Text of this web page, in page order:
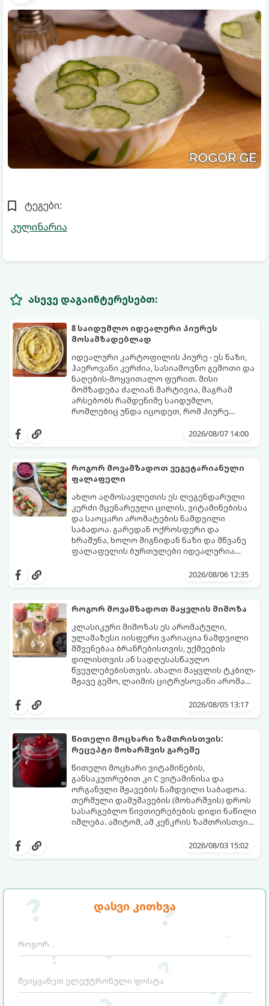
დასვი კითხვა
ტეგები:
კულინარია
ასევე დაგაინტერესებთ:
8 საიდუმლო იდეალური პიურეს
მოსამზადებლად
იდეალური კარტოფილის პიურე - ეს ნაზი,
ჰაეროვანი კერძია, სასიამოვნო გემოთი და
ნაღების-მოყვითალო ფერით. მისი
მომზადება ძალიან მარტივია, მაგრამ
არსებობს რამდენიმე საიდუმლო,
რომლებიც უნდა იცოდეთ, რომ პიურე
2026/08/07 14:00
როგორ მოვამზადოთ ვეგეტარიანული
ფალაფელი
ახლო აღმოსავლეთის ეს ლეგენდარული
კერძი მცენარეული ცილის, ვიტამინებისა
და საოცარი არომატების ნამდვილი
საბადოა. გარედან ოქროსფერი და
ხრაშუნა, ხოლო შიგნიდან ნაზი და მწვანე
ფალაფელის ბურთულები იდეალურია
სალათებთან ერთად ან ტახინის (სესამის)
მდგომარეობს, რომ გამოიყენება
შეწვისას ფორმა იდეალურად შეინარჩუნოს
და არ დაიშალოს.
მომზადების დრო: 20 წუთი (დამატებით
მუხუდოს ჩალბობის დრო: 12-24 საათი)
შეწვის დრო: 10–15 წუთი ულუფა: 20–24 ცალი
ბურთულა (4–6 პორცია)
2026/08/06 12:35
როგორ მოვამზადოთ მაყვლის მიმოზა
კლასიკური მიმოზას ეს არომატული,
ულამაზესი იისფერი ვარიაცია ნამდვილი
მშვენებაა ბრანჩებისთვის, უქმეების
დილისთვის ან სადღესასწაულო
წვეულებებისთვის. ახალი მაყვლის ტკბილ-
მჟავე გემო, ლაიმის ციტრუსოვანი არომატი
საოცრად დახვეწილ და მაგრილებელ
და მის მომზადებას მინიმალური
პორცია
2026/08/05 13:17
წითელი მოცხარი ზამთრისთვის:
რეცეპტი მოხარშვის გარეშე
წითელი მოცხარი ვიტამინების,
განსაკუთრებით კი C ვიტამინისა და
ორგანული მჟავების ნამდვილი საბადოა.
თერმული დამუშავების (მოხარშვის) დროს
სასარგებლო ნივთიერებების დიდი ნაწილი
იშლება. ამიტომ, ამ კენკრის ზამთრისთვის
მომზადებაა - მოხარშვის გარეშე.
ბუნებრივ, კაშკაშა გემოს, არომატს და
2026/08/03 15:02